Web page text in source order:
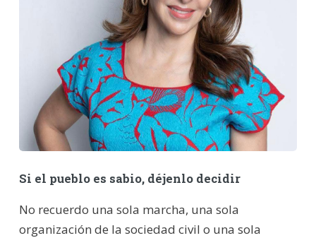
Si el pueblo es sabio, déjenlo decidir
No recuerdo una sola marcha, una sola
organización de la sociedad civil o una sola